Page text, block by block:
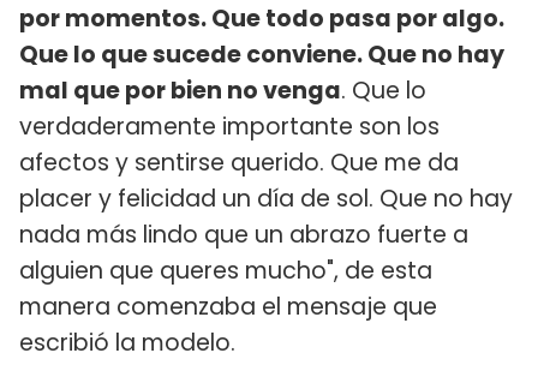
por momentos. Que todo pasa por algo.
Que lo que sucede conviene. Que no hay
mal que por bien no venga. Que lo
verdaderamente importante son los
afectos y sentirse querido. Que me da
placer y felicidad un día de sol. Que no hay
nada más lindo que un abrazo fuerte a
alguien que queres mucho", de esta
manera comenzaba el mensaje que
escribió la modelo.